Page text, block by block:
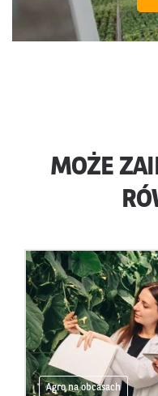
MOŻE
Agro na obcasach